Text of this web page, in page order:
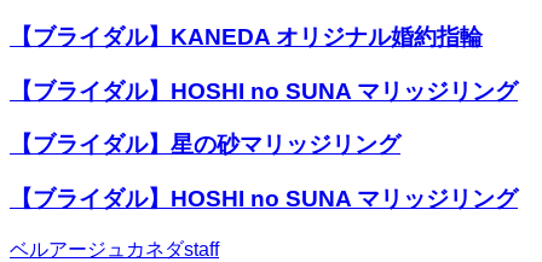
【ブライダル】KANEDA オリジナル婚約指輪
【ブライダル】HOSHI no SUNA マリッジリング
【ブライダル】星の砂マリッジリング
【ブライダル】HOSHI no SUNA マリッジリング
ベルアージュカネダstaff